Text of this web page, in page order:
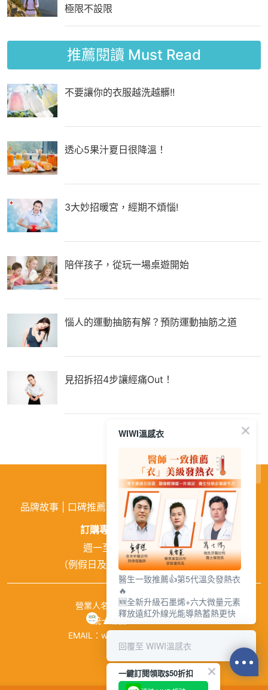
極限不設限
推薦閱讀 Must Read
不要讓你的衣服越洗越髒!!
透心5果汁夏日很降溫！
3大妙招暖宮，經期不煩惱!
陪伴孩子，從玩一場桌遊開始
惱人的運動抽筋有解？預防運動抽筋之道
見招拆招4步讓經痛Out！
品牌故事 口碑推薦 購物需知 | 活動訊息 |企業徵才
訂購專線:
02-26026810
週一至週五 9:00~18:00
（例假日及中午12:00~13:00休息）
營業人名稱：興濠企業有限公司
統一編號：84941651
EMAIL：wiwishop168@gmail.com
©wiwi.com
WIWI溫感衣
醫生一致推薦👍第5代溫灸發熱衣
🔥
🆕全新升級石墨烯+六大微量元素
釋放遠紅外線光能導熱蓄熱更快
回覆至 WIWI溫感衣
一鍵訂閱領取$50折扣